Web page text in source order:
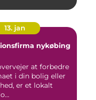
13. jan
nykøbing
at forbedre
i din bolig eller
er et lokalt